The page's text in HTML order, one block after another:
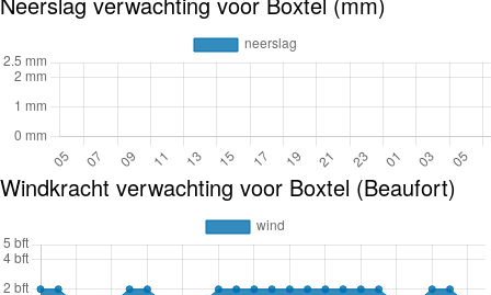
Windkracht verwachting voor Boxtel (Beaufort)